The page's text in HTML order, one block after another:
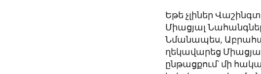
Եթե չլիներ
Միացյալ
Նմանապես, Աբրահամ
ղեկավարեց
ընթացքում՝ մի